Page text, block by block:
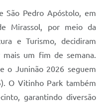
São Pedro Apóstolo, em
Mirassol, por meio da
e Turismo, decidiram
um fim de semana.
o Juninão 2026 seguem
O Vitinho Park também
garantindo diversão